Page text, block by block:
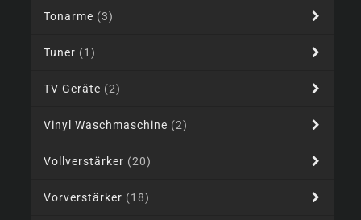
Tonarme (3)
Tuner (1)
TV Geräte (2)
Vinyl Waschmaschine (2)
Vollverstärker (20)
Vorverstärker (18)